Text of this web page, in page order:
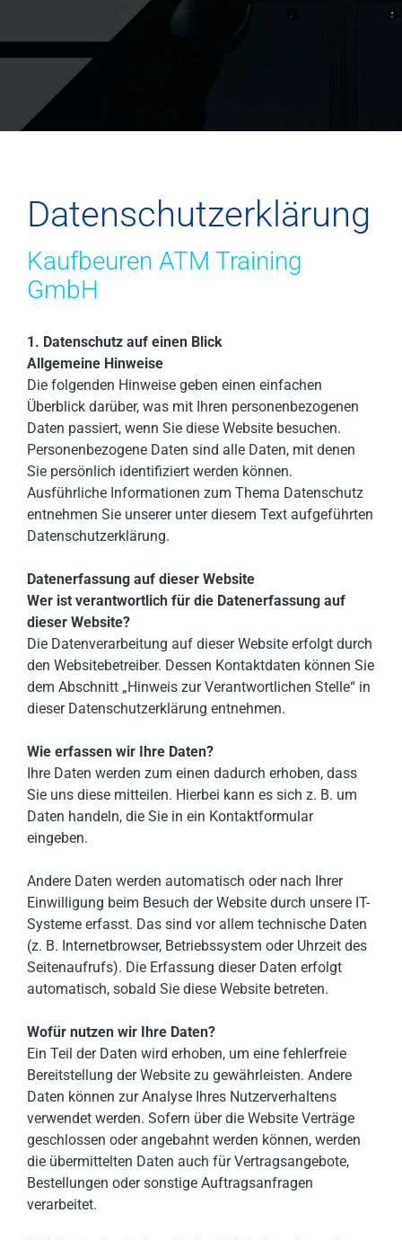
Datenschutz­erklärung
Kaufbeuren ATM Training
GmbH
1. Datenschutz auf einen Blick
Allgemeine Hinweise
Die folgenden Hinweise geben einen einfachen
Überblick darüber, was mit Ihren personenbezogenen
Daten passiert, wenn Sie diese Website besuchen.
Personenbezogene Daten sind alle Daten, mit denen
Sie persönlich identifiziert werden können.
Ausführliche Informationen zum Thema Datenschutz
entnehmen Sie unserer unter diesem Text aufgeführten
Datenschutzerklärung.
Datenerfassung auf dieser Website
Wer ist verantwortlich für die Datenerfassung auf
dieser Website?
Die Datenverarbeitung auf dieser Website erfolgt durch
den Websitebetreiber. Dessen Kontaktdaten können Sie
dem Abschnitt „Hinweis zur Verantwortlichen Stelle“ in
dieser Datenschutzerklärung entnehmen.
Wie erfassen wir Ihre Daten?
Ihre Daten werden zum einen dadurch erhoben, dass
Sie uns diese mitteilen. Hierbei kann es sich z. B. um
Daten handeln, die Sie in ein Kontaktformular
eingeben.
Andere Daten werden automatisch oder nach Ihrer
Einwilligung beim Besuch der Website durch unsere IT-
Systeme erfasst. Das sind vor allem technische Daten
(z. B. Internetbrowser, Betriebssystem oder Uhrzeit des
Seitenaufrufs). Die Erfassung dieser Daten erfolgt
automatisch, sobald Sie diese Website betreten.
Wofür nutzen wir Ihre Daten?
Ein Teil der Daten wird erhoben, um eine fehlerfreie
Bereitstellung der Website zu gewährleisten. Andere
Daten können zur Analyse Ihres Nutzerverhaltens
verwendet werden. Sofern über die Website Verträge
geschlossen oder angebahnt werden können, werden
die übermittelten Daten auch für Vertragsangebote,
Bestellungen oder sonstige Auftragsanfragen
verarbeitet.